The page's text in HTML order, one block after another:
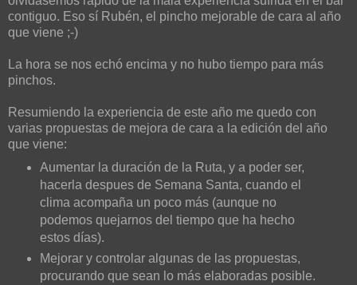
contiguo. Eso sí Rubén, el pincho mejorable de cara al año
que viene ;-)
La hora se nos echó encima y no hubo tiempo para más
pinchos.
Resumiendo la experiencia de este año me quedo con
varias propuestas de mejora de cara a la edición del año
que viene:
Aumentar la duración de la Ruta, y a poder ser,
hacerla despues de Semana Santa, cuando el
clima acompaña un poco más (aunque no
podemos quejarnos del tiempo que ha hecho
estos días).
Mejorar y controlar algunas de las propuestas,
procurando que sean lo más elaboradas posible.